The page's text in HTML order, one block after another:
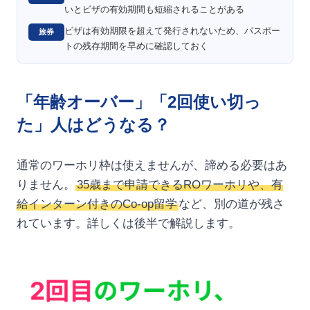
いとビザの有効期間も短縮されることがある
旅券
ビザは有効期限を超えて発行されないため、パスポー
トの残存期間を早めに確認しておく
「年齢オーバー」「2回使い切っ
た」人はどうなる？
通常のワーホリ枠は使えませんが、諦める必要はあ
りません。
35歳まで申請できるROワーホリや、有
給インターン付きのCo-op留学など、別の道が残さ
れています。詳しくは後半で解説します。